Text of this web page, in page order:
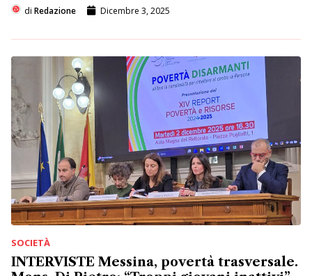
di Redazione Dicembre 3, 2025
SOCIETÀ
INTERVISTE Messina, povertà trasversale.